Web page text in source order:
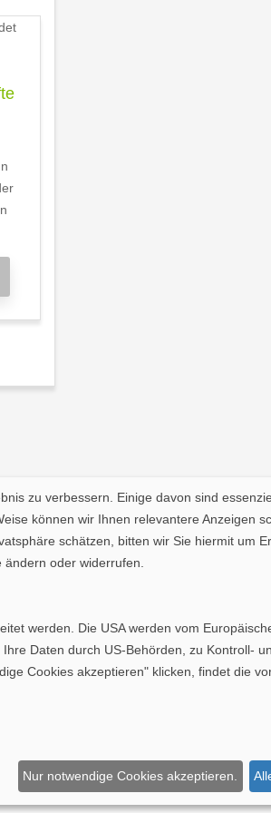
Schleswig-Holstein|Pollenkarte
Niedersachsen|Pollenvorhersage
zu verbessern. Einige davon sind
können wir Ihnen relevantere Anzeigen
schätzen, bitten wir Sie hiermit um
oder widerrufen.
werden. Die USA werden vom
Daten durch US-Behörden, zu Kontroll-
Cookies akzeptieren" klicken, findet die
Nur notwendige Cookies akzeptieren.